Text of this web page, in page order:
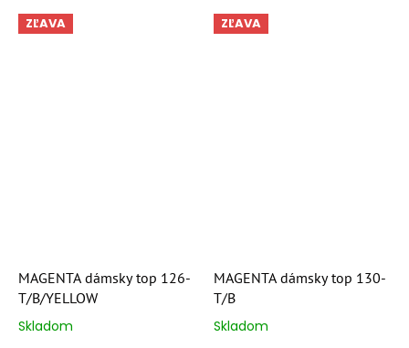
ZĽAVA
MAGENTA dámsky top 126-
T/B/YELLOW
Priemerné
Skladom
ZĽAVA
MAGENTA dámsky top 130-
T/B
Priemerné
Skladom